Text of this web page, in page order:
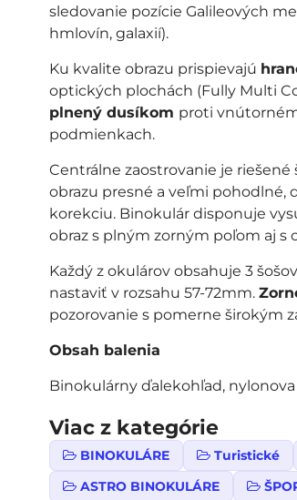
sledovanie pozície Galileových
hmlovín, galaxií).
Ku kvalite obrazu prispievajú
optických plochách (Fully Multi
plnený dusíkom proti
podmienkach.
Centrálne zaostrovanie je
obrazu presné a veľmi pohodlné,
korekciu. Binokulár disponuje
obraz s plným zorným poľom aj s
Každý z okulárov obsahuje 3
nastaviť v rozsahu 57-72mm.
pozorovanie s pomerne širokým
Obsah balenia
Binokulárny ďalekohľad,
Viac z kategórie
BINOKULÁRE Turistické
ASTRO BINOKULÁRE